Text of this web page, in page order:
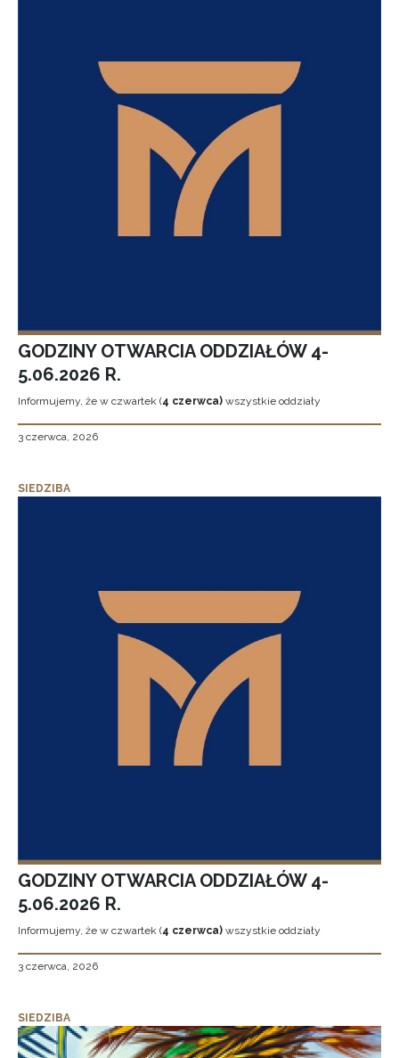
GODZINY OTWARCIA ODDZIAŁÓW 4-
5.06.2026 R.
Informujemy, że w czwartek (4 czerwca) wszystkie oddziały
3 czerwca, 2026
SIEDZIBA
GODZINY OTWARCIA ODDZIAŁÓW 4-
5.06.2026 R.
Informujemy, że w czwartek (4 czerwca) wszystkie oddziały
3 czerwca, 2026
SIEDZIBA